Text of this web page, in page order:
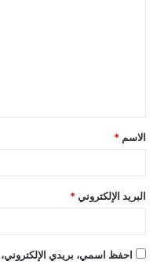
ق
*
الاسم *
البريد الإلكتروني *
احفظ اسمي، بريدي